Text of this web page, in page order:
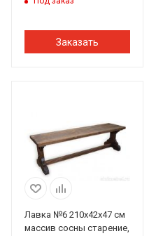
Заказать
Лавка №6 210х42х47 см
массив сосны старение,